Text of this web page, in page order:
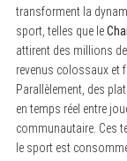
transforment la
sport, telles que le
attirent des millions
revenus colossaux et
Parallèlement, des
en temps réel entre
communautaire. Ces
le sport est